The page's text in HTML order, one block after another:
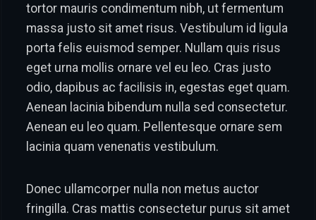
tortor mauris condimentum nibh, ut fermentum
massa justo sit amet risus. Vestibulum id ligula
porta felis euismod semper. Nullam quis risus
eget urna mollis ornare vel eu leo. Cras justo
odio, dapibus ac facilisis in, egestas eget quam.
Aenean lacinia bibendum nulla sed consectetur.
Aenean eu leo quam. Pellentesque ornare sem
lacinia quam venenatis vestibulum.
Donec ullamcorper nulla non metus auctor
fringilla. Cras mattis consectetur purus sit amet